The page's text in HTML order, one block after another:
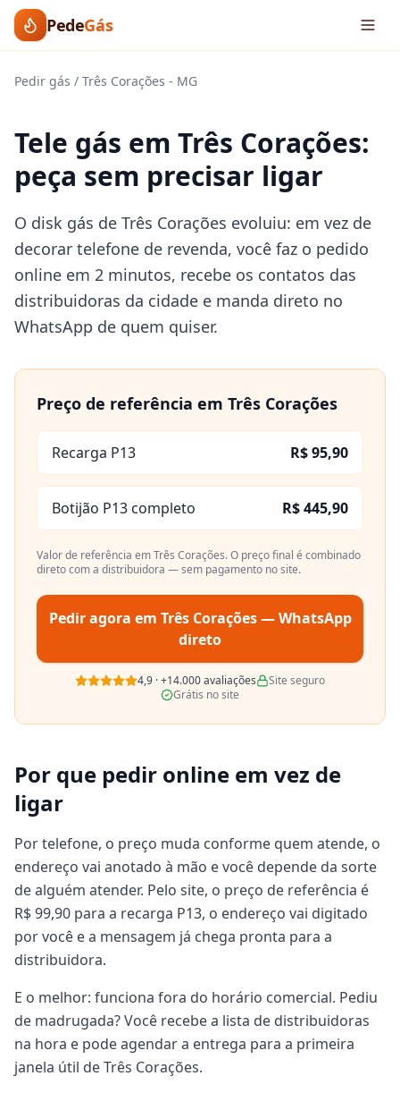
PedeGás
Pedir gás / Três Corações - MG
Tele gás em Três Corações:
peça sem precisar ligar
O disk gás de Três Corações evoluiu: em vez de
decorar telefone de revenda, você faz o pedido
online em 2 minutos, recebe os contatos das
distribuidoras da cidade e manda direto no
WhatsApp de quem quiser.
Preço de referência em Três Corações
Recarga P13 R$ 95,90
Botijão P13 completo R$ 445,90
Valor de referência emTrês Corações. O preço final é combinado
direto com a distribuidora — sem pagamento no site.
Pedir agora em Três Corações— WhatsApp
direto
4,9 ·+14.000avaliações
Site seguro
Grátis no site
Por que pedir online em vez de
ligar
Por telefone, o preço muda conforme quem atende, o
endereço vai anotado à mão e você depende da sorte
de alguém atender. Pelo site, o preço de referência é
R$ 99,90 para a recarga P13, o endereço vai digitado
por você e a mensagem já chega pronta para a
distribuidora.
E o melhor: funciona fora do horário comercial. Pediu
de madrugada? Você recebe a lista de distribuidoras
na hora e pode agendar a entrega para a primeira
janela útil de Três Corações.